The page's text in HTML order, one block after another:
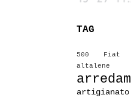
TAG
500 Fiat
altalene
artigianato